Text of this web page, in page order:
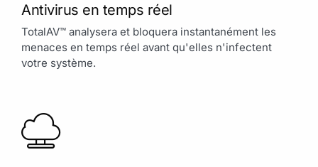
Antivirus en temps réel
TotalAV™ analysera et bloquera instantanément les
menaces en temps réel avant qu'elles n'infectent
votre système.